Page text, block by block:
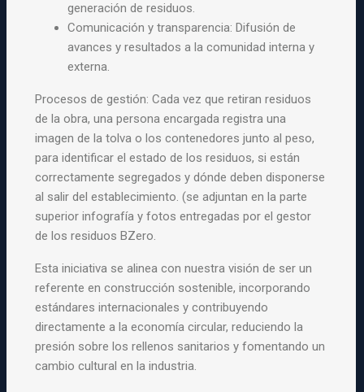
generación de residuos.
Comunicación y transparencia: Difusión de
avances y resultados a la comunidad interna y
externa.
Procesos de gestión: Cada vez que retiran residuos
de la obra, una persona encargada registra una
imagen de la tolva o los contenedores junto al peso,
para identificar el estado de los residuos, si están
correctamente segregados y dónde deben disponerse
al salir del establecimiento. (se adjuntan en la parte
superior infografía y fotos entregadas por el gestor
de los residuos BZero.
Esta iniciativa se alinea con nuestra visión de ser un
referente en construcción sostenible, incorporando
estándares internacionales y contribuyendo
directamente a la economía circular, reduciendo la
presión sobre los rellenos sanitarios y fomentando un
cambio cultural en la industria.